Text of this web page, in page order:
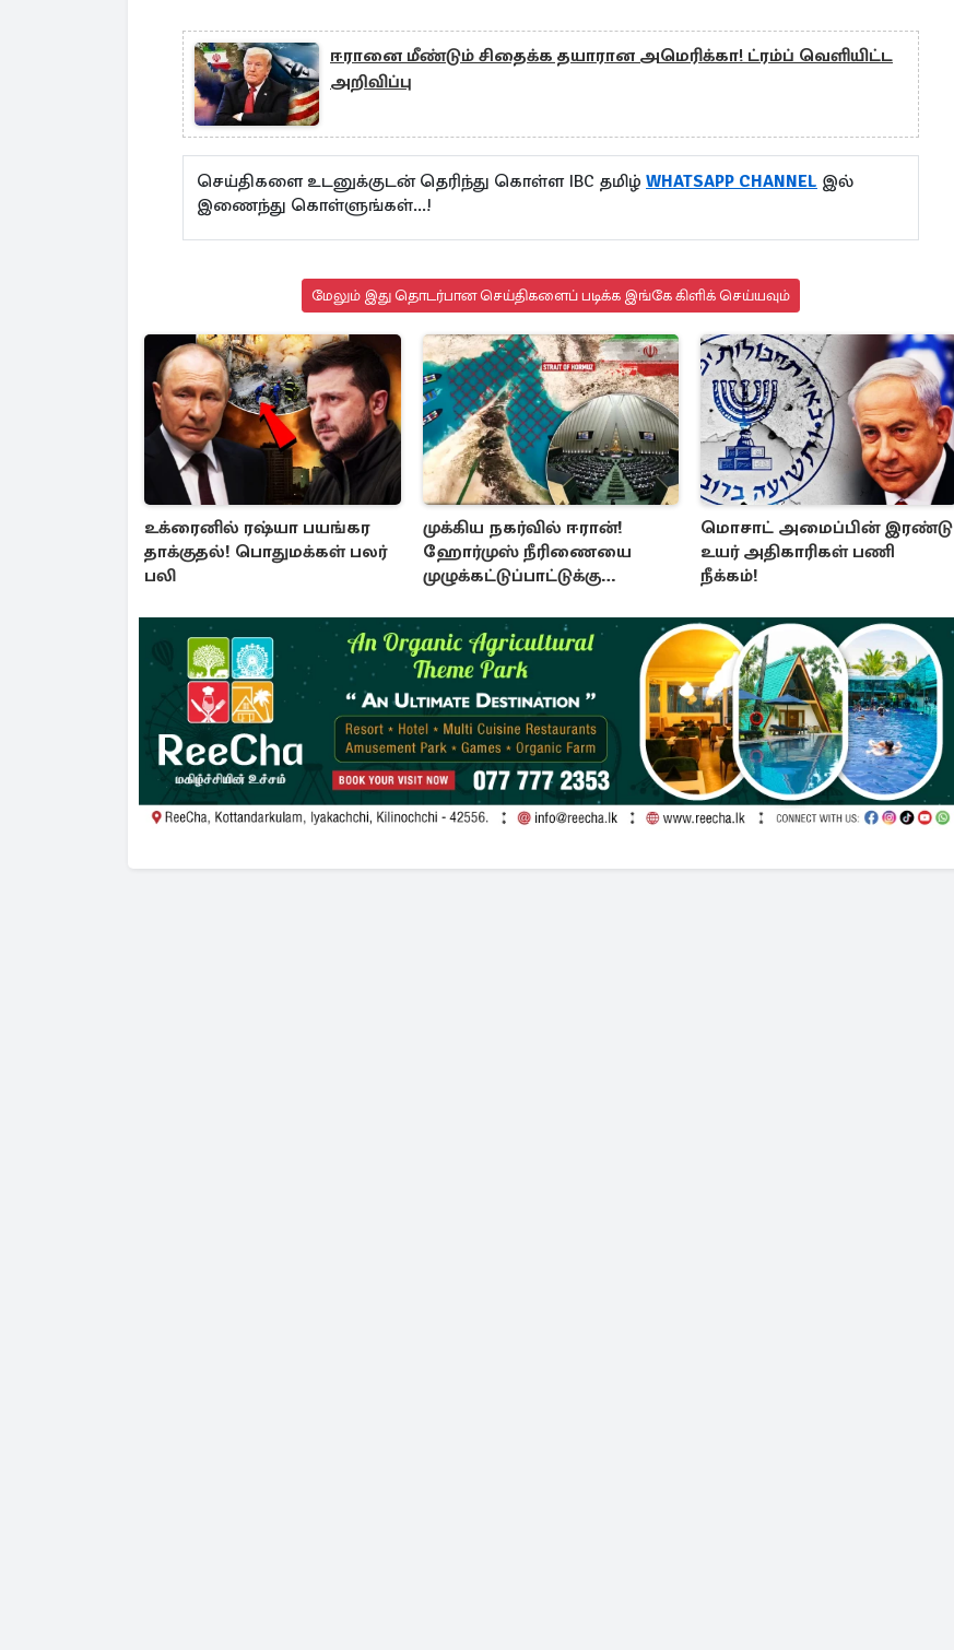
ஈரானை மீண்டும் சிதைக்க தயாரான அமெரிக்கா! ட்ரம்ப் வெளியிட்ட
அறிவிப்பு
செய்திகளை உடனுக்குடன் தெரிந்து கொள்ள IBC தமிழ் WHATSAPP CHANNEL இல்
இணைந்து கொள்ளுங்கள்...!
மேலும் இது தொடர்பான செய்திகளைப் படிக்க இங்கே கிளிக் செய்யவும்
உக்ரைனில் ரஷ்யா பயங்கர
தாக்குதல்! பொதுமக்கள் பலர்
பலி
முக்கிய நகர்வில் ஈரான்!
ஹோர்முஸ் நீரிணையை
முழுக்கட்டுப்பாட்டுக்கு
மொசாட் அமைப்பின் இரண்டு
உயர் அதிகாரிகள் பணி
நீக்கம்!